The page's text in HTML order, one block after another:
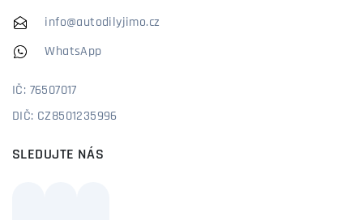
info@autodilyjimo.cz
WhatsApp
IČ: 76507017
DIČ: CZ8501235996
SLEDUJTE NÁS